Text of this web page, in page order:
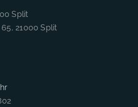
Split
21000 Split